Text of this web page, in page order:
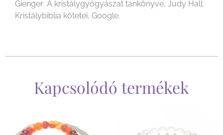
Gienger: A kristálygyógyászat tankönyve, Judy Hall:
Kristálybiblia kötetei, Google.
Kapcsolódó termékek